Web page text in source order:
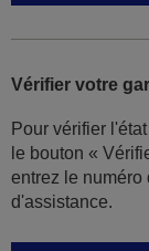
Vérifier votre
Pour vérifier
le bouton «
entrez le numéro
d'assistance.